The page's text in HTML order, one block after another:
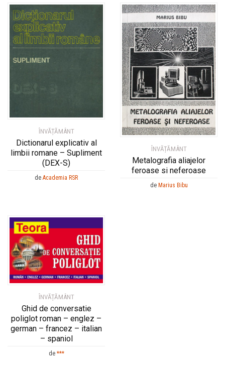
ÎNVĂȚĂMÂNT
Dictionarul explicativ al
limbii romane – Supliment
(DEX-S)
de Academia RSR
ÎNVĂȚĂMÂNT
Metalografia aliajelor
feroase si neferoase
de Marius Bibu
ÎNVĂȚĂMÂNT
Ghid de conversatie
poliglot roman – englez –
german – francez – italian
– spaniol
de ***